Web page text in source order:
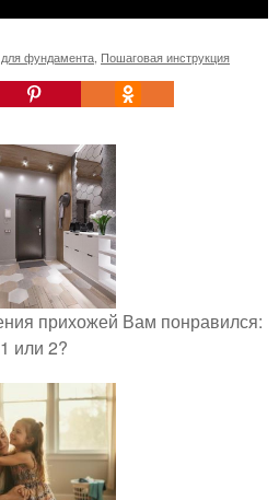
фундамента Пошаговая инструкция
прихожей Вам понравился:
1 или 2?